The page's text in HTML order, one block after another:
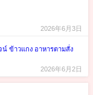
2026年6月3日
2026年6月2日
น์ ข้าวแกง อาหารตามสั่ง